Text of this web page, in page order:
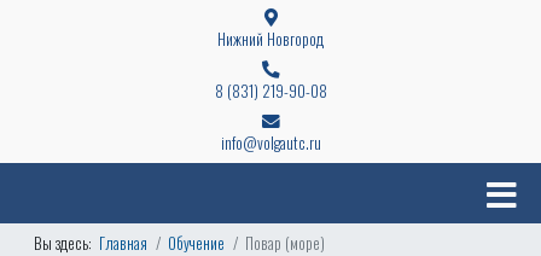
Нижний Новгород
8 (831) 219-90-08
info@volgautc.ru
Вы здесь: Главная Обучение Повар (море)